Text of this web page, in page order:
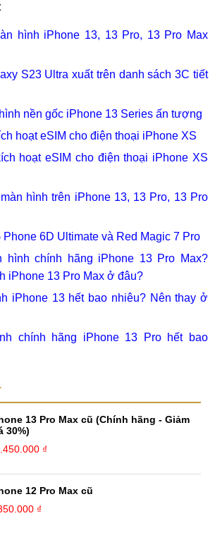
hình iPhone 13, 13 Pro, 13 Pro Max
S23 Ultra xuất trên danh sách 3C tiết
nền gốc iPhone 13 Series ấn tượng
hoạt eSIM cho điện thoại iPhone XS
hoạt eSIM cho điện thoại iPhone XS
hình trên iPhone 13, 13 Pro, 13 Pro
Phone 6D Ultimate và Red Magic 7 Pro
hình chính hãng iPhone 13 Pro Max?
iPhone 13 Pro Max ở đâu?
iPhone 13 hết bao nhiêu? Nên thay ở
chính hãng iPhone 13 Pro hết bao
13 Pro Max cũ (Chính hãng - Giảm
30%)
₫
12 Pro Max cũ
₫